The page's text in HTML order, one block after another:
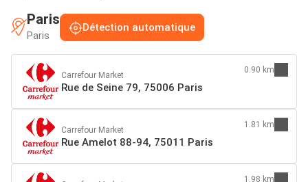
Paris
Paris
Détection automatique
Carrefour Market
Rue de Seine 79, 75006 Paris
0.90 km
Carrefour Market
Rue Amelot 88-94, 75011 Paris
1.81 km
1.98 km